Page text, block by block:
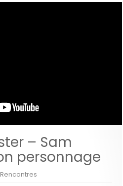
– Sam
personnage
Rencontres